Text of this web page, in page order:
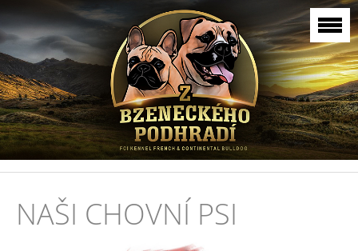
NAŠI CHOVNÍ PSI